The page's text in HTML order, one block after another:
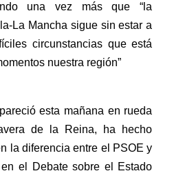
una vez más que “la
La Mancha sigue sin estar a
circunstancias que está
nuestra región”
esta mañana en rueda
de la Reina, ha hecho
la diferencia entre el PSOE y
el Debate sobre el Estado